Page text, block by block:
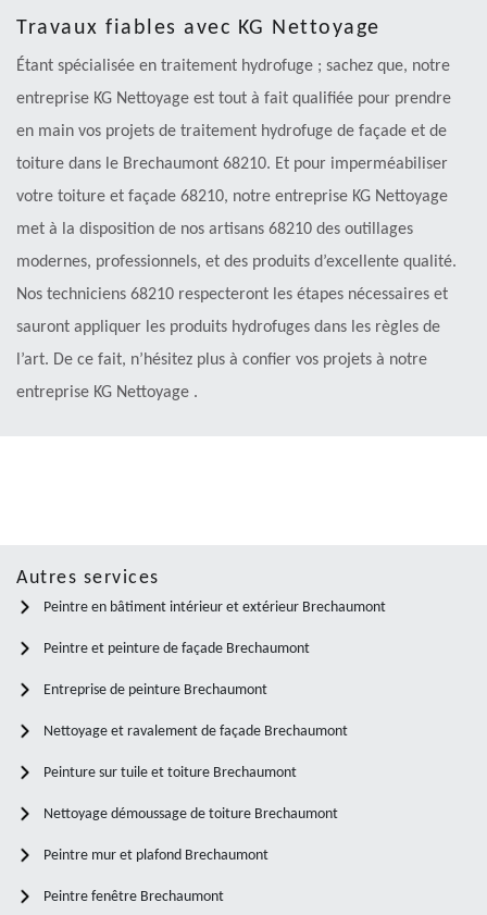
Travaux fiables avec KG Nettoyage
Étant spécialisée en traitement hydrofuge ; sachez que, notre
entreprise KG Nettoyage est tout à fait qualifiée pour prendre
en main vos projets de traitement hydrofuge de façade et de
toiture dans le Brechaumont 68210. Et pour imperméabiliser
votre toiture et façade 68210, notre entreprise KG Nettoyage
met à la disposition de nos artisans 68210 des outillages
modernes, professionnels, et des produits d’excellente qualité.
Nos techniciens 68210 respecteront les étapes nécessaires et
sauront appliquer les produits hydrofuges dans les règles de
l’art. De ce fait, n’hésitez plus à confier vos projets à notre
entreprise KG Nettoyage .
Autres services
Peintre en bâtiment intérieur et extérieur Brechaumont
Peintre et peinture de façade Brechaumont
Entreprise de peinture Brechaumont
Nettoyage et ravalement de façade Brechaumont
Peinture sur tuile et toiture Brechaumont
Nettoyage démoussage de toiture Brechaumont
Peintre mur et plafond Brechaumont
Peintre fenêtre Brechaumont